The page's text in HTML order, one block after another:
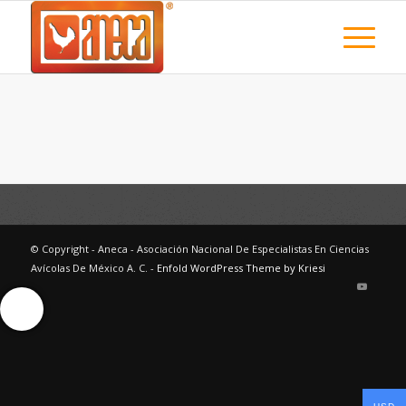
© Copyright - Aneca - Asociación Nacional De Especialistas En Ciencias
Avícolas De México A. C. - Enfold WordPress Theme by Kriesi
Ayuda Interactiva
Ayuda Interactiva
Ayuda Interactiva